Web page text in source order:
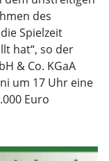
des
Spielzeit
hat“, so der
& Co. KGaA
um 17 Uhr eine
Euro